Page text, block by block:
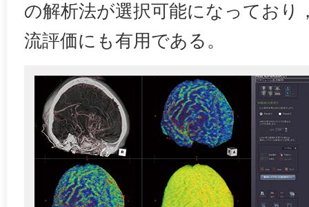
の解析法が選択可能になっており
流評価にも有用である。